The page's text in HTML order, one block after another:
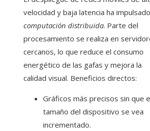
velocidad y baja latencia ha
computación distribuida. Parte del
procesamiento se realiza en
cercanos, lo que reduce el consumo
energético de las gafas y mejora la
calidad visual. Beneficios directos:
Gráficos más precisos sin que
tamaño del dispositivo se vea
incrementado.